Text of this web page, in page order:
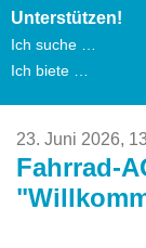
Unterstützen!
Ich suche …
Ich biete …
23. Juni 2026,
Fahrrad-